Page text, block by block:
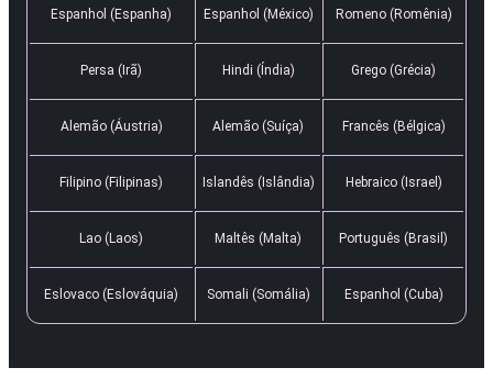
Espanhol (Espanha) Espanhol (México) Romeno (Romênia)
Persa (Irã) Hindi (Índia) Grego (Grécia)
Alemão (Áustria) Alemão (Suíça) Francês (Bélgica)
Filipino (Filipinas) Islandês (Islândia) Hebraico (Israel)
Lao (Laos) Maltês (Malta) Português (Brasil)
Eslovaco (Eslováquia) Somali (Somália) Espanhol (Cuba)